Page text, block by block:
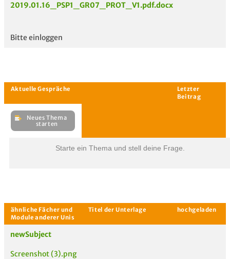
2019.01.16_PSP1_GR07_PROT_V1.pdf.docx
Bitte einloggen
Aktuelle Gespräche
Starte ein Thema und stell deine Frage.
newSubject
Screenshot (3).png